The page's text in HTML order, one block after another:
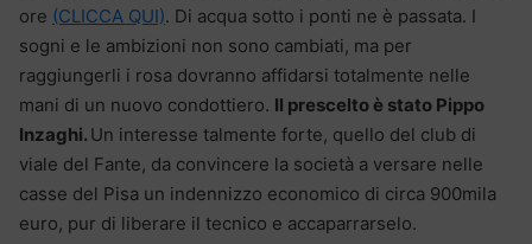
ore (CLICCA QUI). Di acqua sotto i ponti ne è passata. I
sogni e le ambizioni non sono cambiati, ma per
raggiungerli i rosa dovranno affidarsi totalmente nelle
mani di un nuovo condottiero. Il prescelto è stato Pippo
Inzaghi. Un interesse talmente forte, quello del club di
viale del Fante, da convincere la società a versare nelle
casse del Pisa un indennizzo economico di circa 900mila
euro, pur di liberare il tecnico e accaparrarselo.